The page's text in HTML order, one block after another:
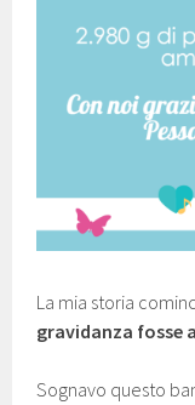
La mia storia
gravidanza fosse
Sognavo questo